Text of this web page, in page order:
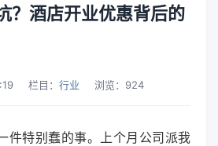
？酒店开业优惠背后的
栏目： 行业 浏览： 924
件特别蠢的事。上个月公司派我